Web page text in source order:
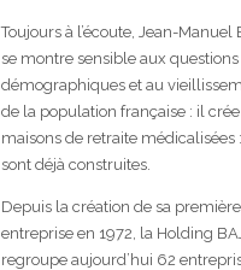
Toujours à l’écoute, Jean-Manuel
se montre sensible aux questions
démographiques et au
de la population française : il
maisons de retraite médicalisées
sont déjà construites.
Depuis la création de sa première
entreprise en 1972, la Holding
regroupe aujourd’hui 62